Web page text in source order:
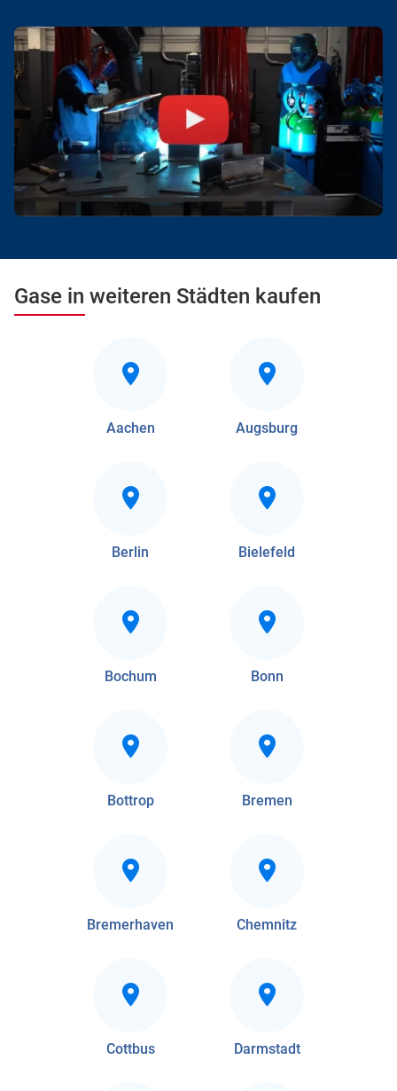
Gase in weiteren Städten kaufen
Aachen Augsburg
Berlin Bielefeld
Bochum Bonn
Bottrop Bremen
Bremerhaven Chemnitz
Cottbus Darmstadt